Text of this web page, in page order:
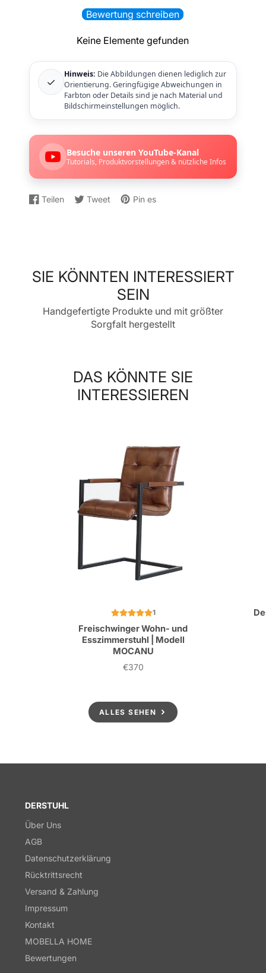
Bewertung schreiben
Keine Elemente gefunden
✓
Hinweis: Die Abbildungen dienen lediglich zur
Orientierung. Geringfügige Abweichungen in
Farbton oder Details sind je nach Material und
Bildschirmeinstellungen möglich.
Besuche unseren YouTube-Kanal
Tutorials, Produktvorstellungen & nützliche Infos
Teilen
Auf
Wird
Tweet
Auf
Wird
geöffnet.
Pin es
Auf
Wird
SIE KÖNNTEN INTERESSIERT
SEIN
Handgefertigte Produkte und mit größter
Sorgfalt hergestellt
DAS KÖNNTE SIE
INTERESSIEREN
1
Freischwinger Wohn- und
Esszimmerstuhl | Modell
MOCANU
Preis
€370
ALLES SEHEN
DERSTUHL
Über Uns
AGB
Datenschutzerklärung
Rücktrittsrecht
Versand & Zahlung
Impressum
Kontakt
MOBELLA HOME
Bewertungen